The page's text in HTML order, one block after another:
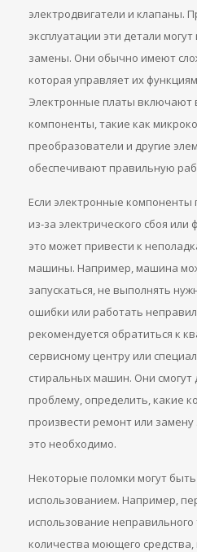
электродвигатели и клапаны.
эксплуатации эти детали
замены. Они обычно имеют
которая управляет их
Электронные платы включают
компоненты, такие как
преобразователи и другие
обеспечивают правильную
Если электронные
из-за электрического сбоя
это может привести к
машины. Например, машина
запускаться, не выполнять
ошибки или работать
рекомендуется обратиться к
сервисному центру или
стиральных машин. Они смогут
проблему, определить, какие
произвести ремонт или замену
это необходимо.
Некоторые поломки могут
использованием. Например,
использование
количества моющего